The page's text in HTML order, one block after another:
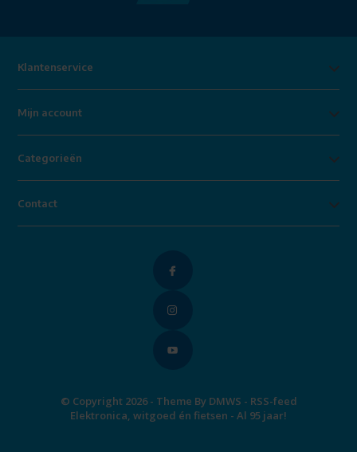
Klantenservice
Mijn account
Categorieën
Contact
© Copyright 2026 - Theme By DMWS - RSS-feed
Elektronica, witgoed én fietsen - Al 95 jaar!